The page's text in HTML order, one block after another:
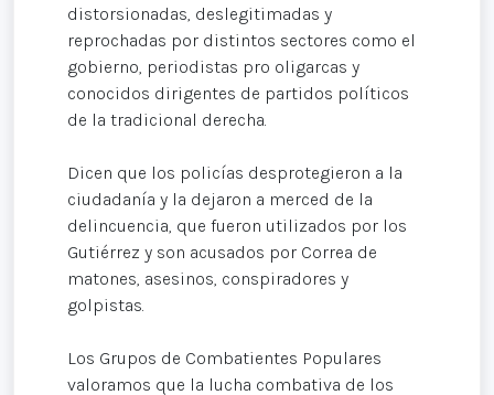
distorsionadas, deslegitimadas y
reprochadas por distintos sectores como el
gobierno, periodistas pro oligarcas y
conocidos dirigentes de partidos políticos
de la tradicional derecha.
Dicen que los policías desprotegieron a la
ciudadanía y la dejaron a merced de la
delincuencia, que fueron utilizados por los
Gutiérrez y son acusados por Correa de
matones, asesinos, conspiradores y
golpistas.
Los Grupos de Combatientes Populares
valoramos que la lucha combativa de los